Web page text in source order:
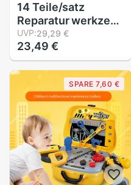
14 Teile/satz
Reparatur werkzeug
Spielen Haus
Spielzeug Modell
für Baby Früh
Lernen
Pädagogische
Spielzeug Hause
Kunststoff
Simulation
Werkzeuge P20
UVP:29,29 €
23,49 €
SPARE 7,60 €